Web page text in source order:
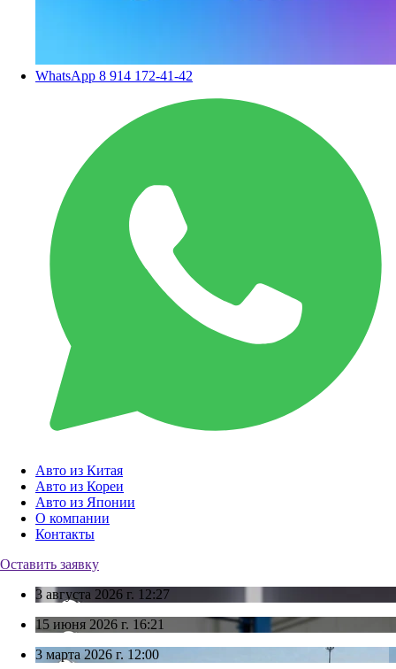
WhatsApp 8 914 172-41-42
Авто из Китая
Авто из Кореи
Авто из Японии
О компании
Контакты
Оставить заявку
3 августа 2026 г. 12:27
15 июня 2026 г. 16:21
3 марта 2026 г. 12:00